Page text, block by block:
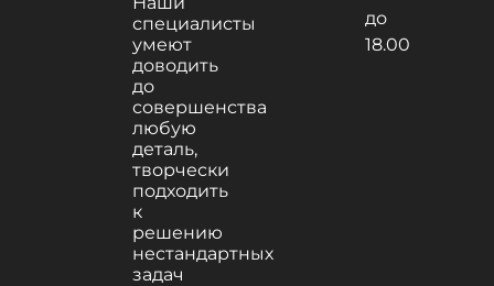
специалисты
умеют
доводить
до
совершенства
любую
деталь,
творчески
подходить
к
решению
нестандартных
задач
до
18.00